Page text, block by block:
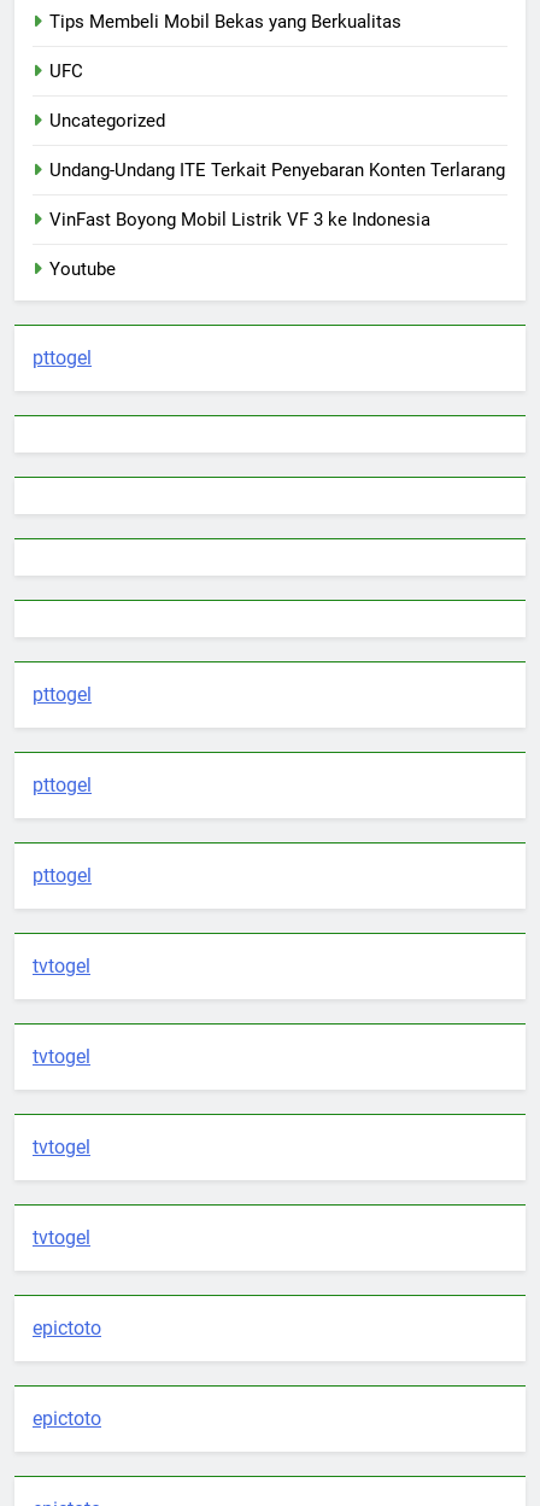
Tips Membeli Mobil Bekas yang Berkualitas
UFC
Uncategorized
Undang-Undang ITE Terkait Penyebaran Konten Terlarang
VinFast Boyong Mobil Listrik VF 3 ke Indonesia
Youtube
pttogel
pttogel
pttogel
pttogel
tvtogel
tvtogel
tvtogel
tvtogel
epictoto
epictoto